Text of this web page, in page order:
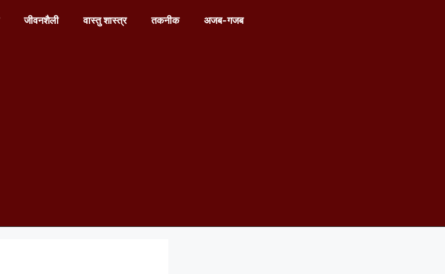
जीवनशैली वास्तु शास्त्र तकनीक अजब-गजब